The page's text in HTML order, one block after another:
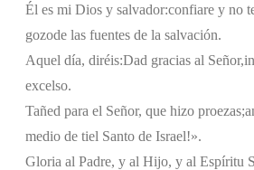
Él es mi Dios y salvador:confiare y no
gozode las fuentes de la salvación.
Aquel día, diréis:Dad gracias al Señor,
excelso.
Tañed para el Señor, que hizo proezas;
medio de tiel Santo de Israel!».
Gloria al Padre, y al Hijo, y al Espíritu